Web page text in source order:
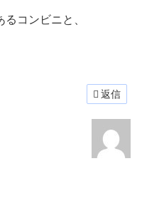
コンビニと、
返信